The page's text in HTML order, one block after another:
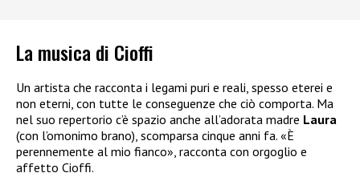
La musica di Cioffi
Un artista che racconta i legami puri e reali, spesso eterei e
non eterni, con tutte le conseguenze che ciò comporta. Ma
nel suo repertorio c’è spazio anche all’adorata madre Laura
(con l’omonimo brano), scomparsa cinque anni fa. «È
perennemente al mio fianco», racconta con orgoglio e
affetto Cioffi.